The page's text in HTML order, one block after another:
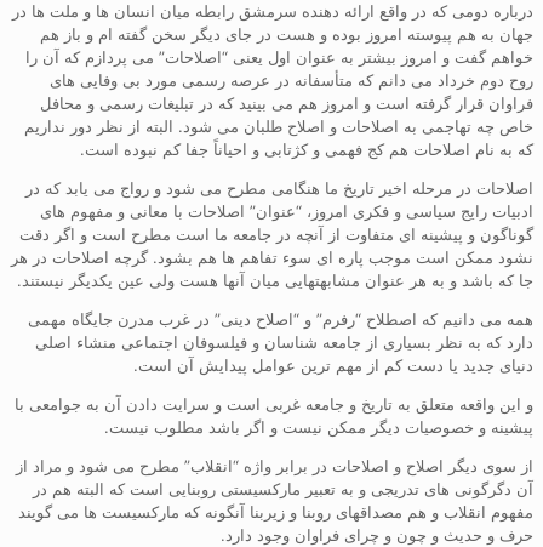
درباره دومی که در واقع ارائه دهنده سرمشق رابطه میان انسان ها و ملت ها در
جهان به هم پیوسته امروز بوده و هست در جای دیگر سخن گفته ام و باز هم
خواهم گفت و امروز بیشتر به عنوان اول یعنی “اصلاحات” می پردازم که آن را
روح دوم خرداد می دانم که متأسفانه در عرصه رسمی مورد بی وفایی های
فراوان قرار گرفته است و امروز هم می بینید که در تبلیغات رسمی و محافل
خاص چه تهاجمی به اصلاحات و اصلاح طلبان می شود. البته از نظر دور نداریم
که به نام اصلاحات هم کج فهمی و کژتابی و احیاناً جفا کم نبوده است.
اصلاحات در مرحله اخیر تاریخ ما هنگامی مطرح می شود و رواج می یابد که در
ادبیات رایج سیاسی و فکری امروز، “عنوان” اصلاحات با معانی و مفهوم های
گوناگون و پیشینه ای متفاوت از آنچه در جامعه ما است مطرح است و اگر دقت
نشود ممکن است موجب پاره ای سوء تفاهم ها هم بشود. گرچه اصلاحات در هر
جا که باشد و به هر عنوان مشابهتهایی میان آنها هست ولی عین یکدیگر نیستند.
همه می دانیم که اصطلاح “رفرم” و “اصلاح دینی” در غرب مدرن جایگاه مهمی
دارد که به نظر بسیاری از جامعه شناسان و فیلسوفان اجتماعی منشاء اصلی
دنیای جدید یا دست کم از مهم ترین عوامل پیدایش آن است.
و این واقعه متعلق به تاریخ و جامعه غربی است و سرایت دادن آن به جوامعی با
پیشینه و خصوصیات دیگر ممکن نیست و اگر باشد مطلوب نیست.
از سوی دیگر اصلاح و اصلاحات در برابر واژه “انقلاب” مطرح می شود و مراد از
آن دگرگونی های تدریجی و به تعبیر مارکسیستی روبنایی است که البته هم در
مفهوم انقلاب و هم مصداقهای روبنا و زیربنا آنگونه که مارکسیست ها می گویند
حرف و حدیث و چون و چرای فراوان وجود دارد.